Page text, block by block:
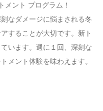
メント プログラム！
なダメージに悩まされる冬
することが大切です。新ト
います。週に１回、深刻な
メント体験を味わえます。